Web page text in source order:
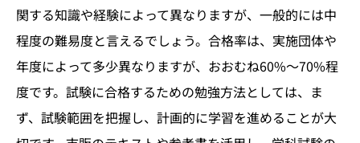
関する知識や経験によって異なりますが、一般的には中
程度の難易度と言えるでしょう。合格率は、実施団体や
年度によって多少異なりますが、おおむね60%～70%程
度です。試験に合格するための勉強方法としては、ま
ず、試験範囲を把握し、計画的に学習を進めることが大